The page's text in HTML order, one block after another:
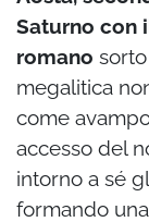
Saturno con
romano
megalitica
come
accesso del
intorno a sé
formando